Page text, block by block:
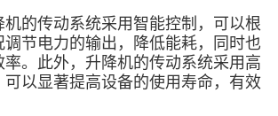
的传动系统采用智能控制，可以根
节电力的输出，降低能耗，同时也
。此外，升降机的传动系统采用高
以显著提高设备的使用寿命，有效